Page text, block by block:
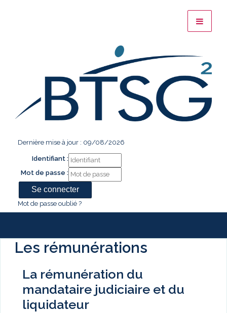
Dernière mise à jour : 09/08/2026
Identifiant :
Mot de passe :
Mot de passe oublié ?
Les rémunérations
La rémunération du
mandataire judiciaire et du
liquidateur